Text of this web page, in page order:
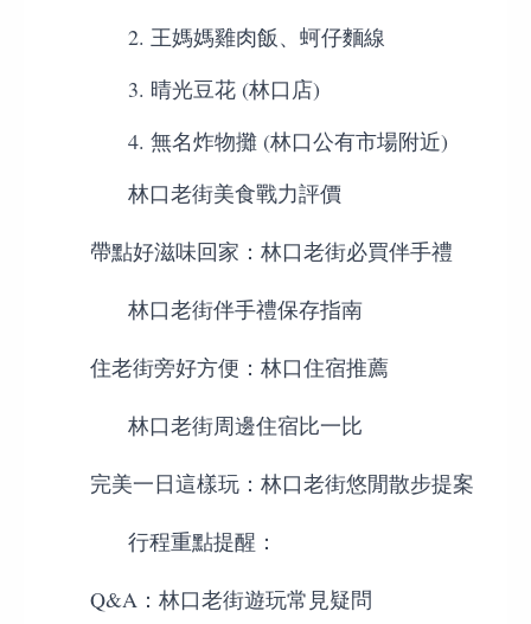
2. 王媽媽雞肉飯、蚵仔麵線
3. 晴光豆花 (林口店)
4. 無名炸物攤 (林口公有市場附近)
林口老街美食戰力評價
帶點好滋味回家：林口老街必買伴手禮
林口老街伴手禮保存指南
住老街旁好方便：林口住宿推薦
林口老街周邊住宿比一比
完美一日這樣玩：林口老街悠閒散步提案
行程重點提醒：
Q&A：林口老街遊玩常見疑問